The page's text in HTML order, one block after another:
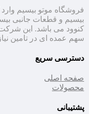
فروشگاه موتو بیسیم وارد
بیسیم و قطعات جانبی
کنوود می باشد. این
سهم عمده ای در تامین نیاز
دسترسی سریع
صفحه اصلی
محصولات
پشتیبانی